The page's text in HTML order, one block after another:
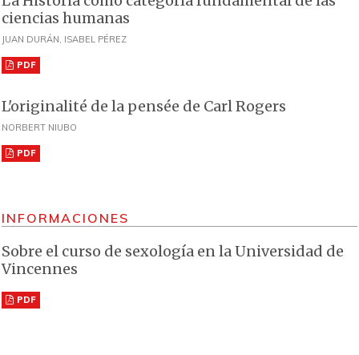
ciencias humanas
JUAN DURÁN, ISABEL PÉREZ
PDF
L'originalité de la pensée de Carl Rogers
NORBERT NIUBO
PDF
INFORMACIONES
Sobre el curso de sexología en la Universidad de
Vincennes
PDF